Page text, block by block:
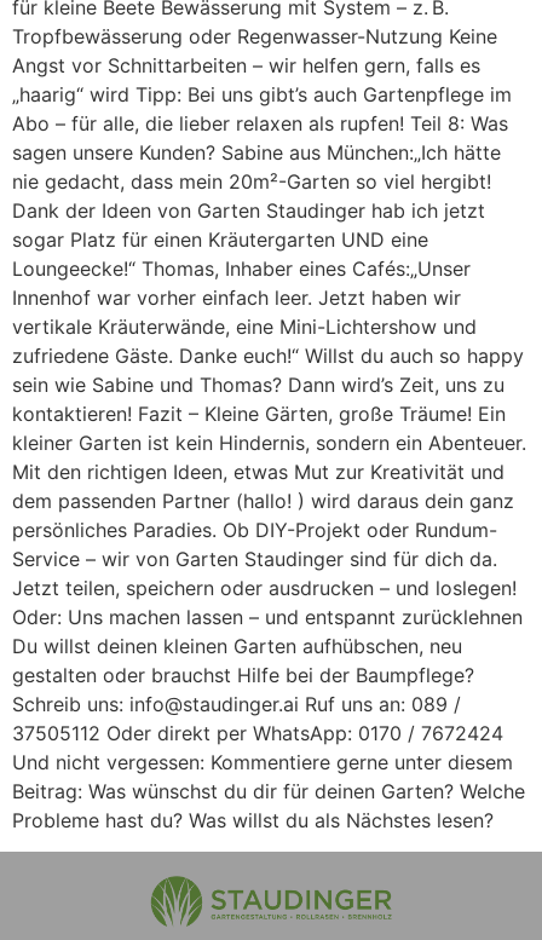
für kleine Beete Bewässerung mit System – z. B.
Tropfbewässerung oder Regenwasser-Nutzung Keine
Angst vor Schnittarbeiten – wir helfen gern, falls es
„haarig“ wird Tipp: Bei uns gibt’s auch Gartenpflege im
Abo – für alle, die lieber relaxen als rupfen! Teil 8: Was
sagen unsere Kunden? Sabine aus München:„Ich hätte
nie gedacht, dass mein 20m²-Garten so viel hergibt!
Dank der Ideen von Garten Staudinger hab ich jetzt
sogar Platz für einen Kräutergarten UND eine
Loungeecke!“ Thomas, Inhaber eines Cafés:„Unser
Innenhof war vorher einfach leer. Jetzt haben wir
vertikale Kräuterwände, eine Mini-Lichtershow und
zufriedene Gäste. Danke euch!“ Willst du auch so happy
sein wie Sabine und Thomas? Dann wird’s Zeit, uns zu
kontaktieren! Fazit – Kleine Gärten, große Träume! Ein
kleiner Garten ist kein Hindernis, sondern ein Abenteuer.
Mit den richtigen Ideen, etwas Mut zur Kreativität und
dem passenden Partner (hallo! ) wird daraus dein ganz
persönliches Paradies. Ob DIY-Projekt oder Rundum-
Service – wir von Garten Staudinger sind für dich da.
Jetzt teilen, speichern oder ausdrucken – und loslegen!
Oder: Uns machen lassen – und entspannt zurücklehnen
Du willst deinen kleinen Garten aufhübschen, neu
gestalten oder brauchst Hilfe bei der Baumpflege?
Schreib uns: info@staudinger.ai Ruf uns an: 089 /
37505112 Oder direkt per WhatsApp: 0170 / 7672424
Und nicht vergessen: Kommentiere gerne unter diesem
Beitrag: Was wünschst du dir für deinen Garten? Welche
Probleme hast du? Was willst du als Nächstes lesen?